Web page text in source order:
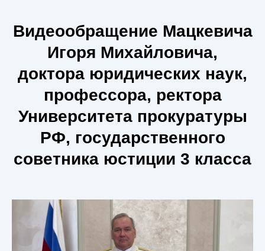
Видеообращение Мацкевича
Игоря Михайловича,
доктора юридических наук,
профессора, ректора
Университета прокуратуры
РФ, государственного
советника юстиции 3 класса